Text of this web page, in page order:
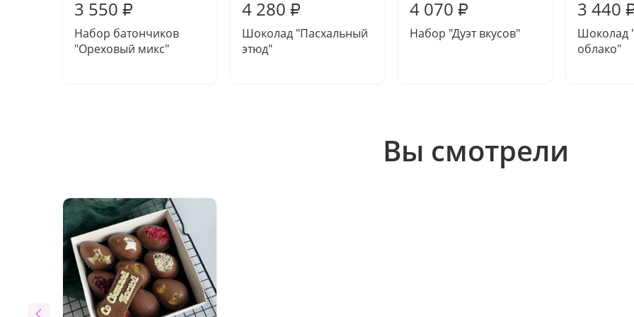
3 550 ₽
Набор батончиков
"Ореховый микс"
4 280 ₽
Шоколад "Пасхальный
этюд"
4 070 ₽
Набор "Дуэт вкусов"
3 440
Шоколад
облако"
Вы смотрели